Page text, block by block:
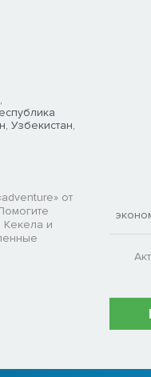
Узбекистан,
от
Кекела и